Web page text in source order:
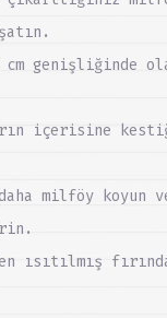
genişliğinde
içerisine
milföy koyun
ısıtılmış